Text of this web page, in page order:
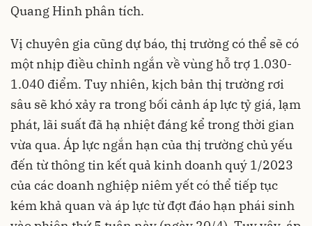
Quang Hinh phân tích.
Vị chuyên gia cũng dự báo, thị trường có thể sẽ có
một nhịp điều chỉnh ngắn về vùng hỗ trợ 1.030-
1.040 điểm. Tuy nhiên, kịch bản thị trường rơi
sâu sẽ khó xảy ra trong bối cảnh áp lực tỷ giá, lạm
phát, lãi suất đã hạ nhiệt đáng kể trong thời gian
vừa qua. Áp lực ngắn hạn của thị trường chủ yếu
đến từ thông tin kết quả kinh doanh quý 1/2023
của các doanh nghiệp niêm yết có thể tiếp tục
kém khả quan và áp lực từ đợt đáo hạn phái sinh